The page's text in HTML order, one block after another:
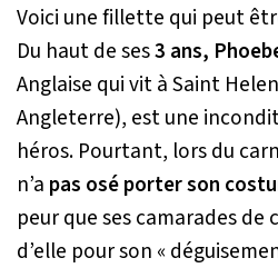
Voici une fillette qui peut
Du haut de ses3 ans,
Anglaise qui vit à Saint
Angleterre), est une
héros. Pourtant, lors du
n’a pas osé porter son
peur que ses camarades de
d’elle pour son «